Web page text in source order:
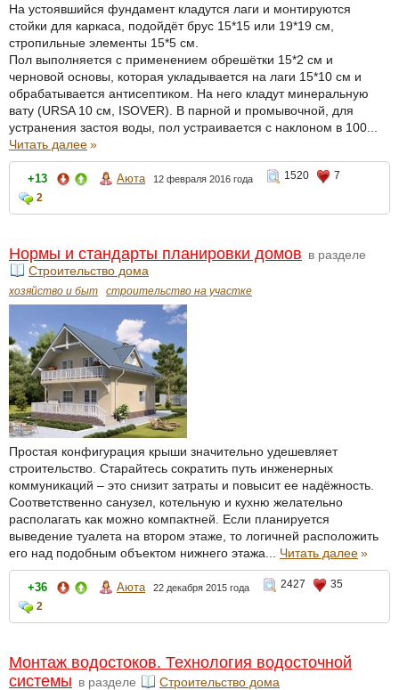
На устоявшийся фундамент кладутся лаги и монтируются
стойки для каркаса, подойдёт брус 15*15 или 19*19 см,
стропильные элементы 15*5 см.
Пол выполняется с применением обрешётки 15*2 см и
черновой основы, которая укладывается на лаги 15*10 см и
обрабатывается антисептиком. На него кладут минеральную
вату (URSA 10 см, ISOVER). В парной и промывочной, для
устранения застоя воды, пол устраивается с наклоном в 100...
Читать далее»
+13 Аюта 12 февраля 2016 года 1520
7
2
Нормы и стандарты планировки домов в разделе
Строительство дома
хозяйство и быт строительство на участке
Простая конфигурация крыши значительно удешевляет
строительство. Старайтесь сократить путь инженерных
коммуникаций – это снизит затраты и повысит ее надёжность.
Соответственно санузел, котельную и кухню желательно
располагать как можно компактней. Если планируется
выведение туалета на втором этаже, то логичней расположить
его над подобным объектом нижнего этажа... Читать далее»
+36 Аюта 22 декабря 2015 года 2427
35
2
Монтаж водостоков. Технология водосточной
системы в разделе Строительство дома